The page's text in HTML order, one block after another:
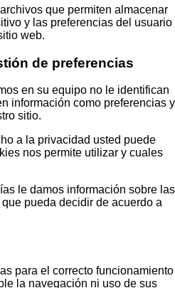
que permiten almacenar
y las preferencias del usuario
web.
de preferencias
en su equipo no le identifican
información como preferencias y
sitio.
a la privacidad usted puede
nos permite utilizar y cuales
le damos información sobre las
pueda decidir de acuerdo a
para el correcto funcionamiento
la navegación ni uso de sus